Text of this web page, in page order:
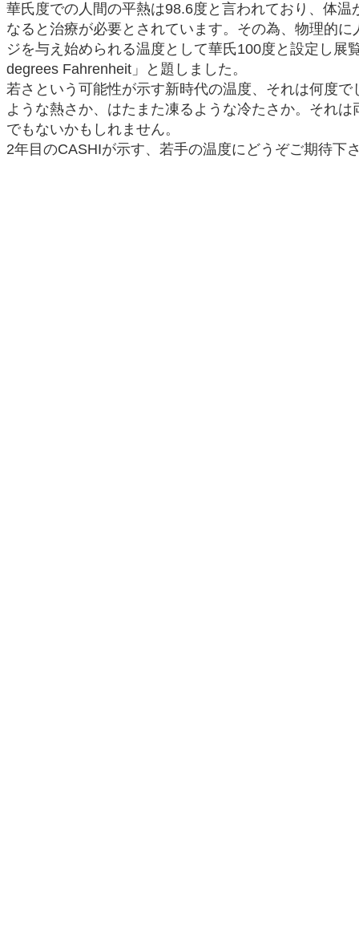
華氏度での人間の平熱は98.6度と言われており、体温
なると治療が必要とされています。その為、物理的に
ジを与え始められる温度として華氏100度と設定し展
degrees Fahrenheit」と題しました。
若さという可能性が示す新時代の温度、それは何度で
ような熱さか、はたまた凍るような冷たさか。それは
でもないかもしれません。
2年目のCASHIが示す、若手の温度にどうぞご期待下